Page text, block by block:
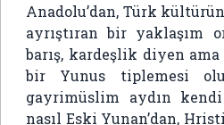
Anadolu’dan, Türk
ayrıştıran bir yaklaşım
barış, kardeşlik diyen
bir Yunus tiplemesi
gayrimüslim aydın kendi
nasıl Eski Yunan’dan,